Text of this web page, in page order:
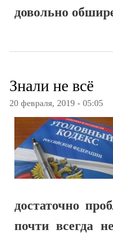
довольно
Знали не всё
20 февраля, 2019 - 05:05
достаточно
почти всегда